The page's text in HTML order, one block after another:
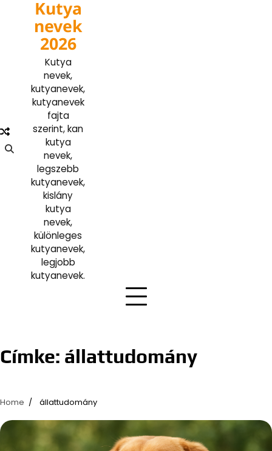
content
Kutya
nevek
2026
Kutya
nevek,
kutyanevek,
kutyanevek
fajta
szerint, kan
kutya
nevek,
legszebb
kutyanevek,
kislány
kutya
nevek,
különleges
kutyanevek,
legjobb
kutyanevek.
Címke: állattudomány
Home állattudomány